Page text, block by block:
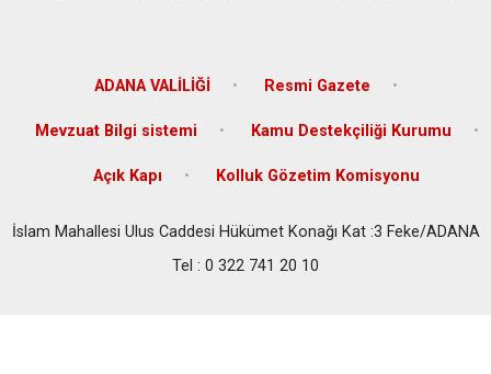
ADANA VALİLİĞİ Resmi Gazete
Mevzuat Bilgi sistemi Kamu Destekçiliği Kurumu
Açık Kapı Kolluk Gözetim Komisyonu
İslam Mahallesi Ulus Caddesi Hükümet Konağı Kat :3 Feke/ADANA
Tel : 0 322 741 20 10